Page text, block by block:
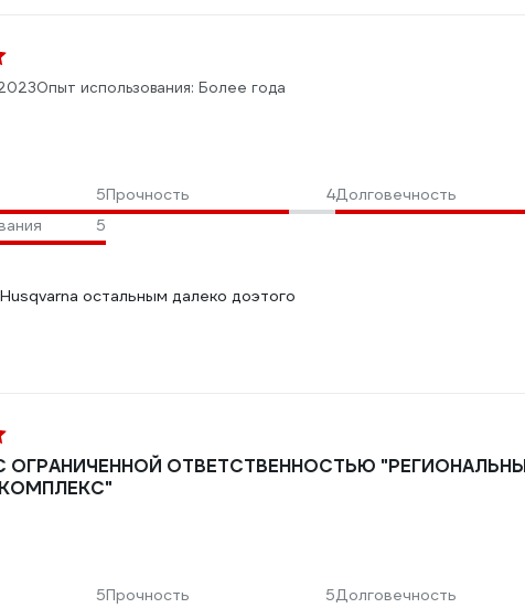
Опыт использования: Более года
5Прочность 4Долговечность
5
остальным далеко доэтого
ОТВЕТСТВЕННОСТЬЮ
5Прочность 5Долговечность